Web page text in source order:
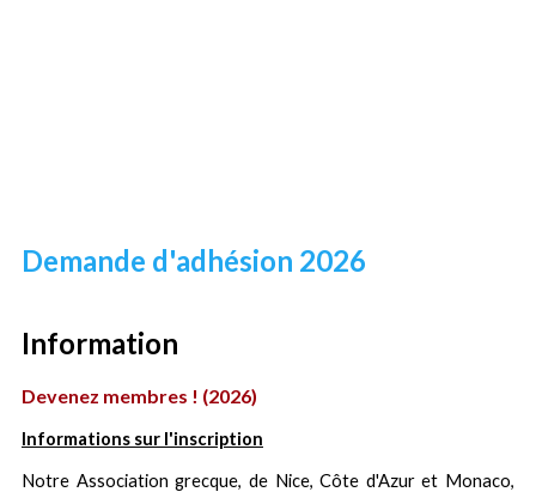
Demande d'adhésion 2026
Information
Devenez membres ! (2026)
Informations sur l'inscription
Notre Association grecque, de Nice, Côte d'Azur et Monaco,